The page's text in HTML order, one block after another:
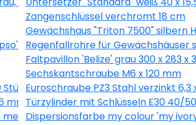
Zangenschlüssel verchromt 18 cm
Gewächshaus "Triton 7500" silbern
grün 60,2 x 73,6 cm
Regenfallrohre für Gewächshäuser
Faltpavillon 'Belize' grau 300 x 283 x
Sechskantschraube M6 x 120 mm
StückEuroschraube PZ3 Stahl verzinkt 6,3
mm 40 Stück
Türzylinder mit Schlüsseln E30 40/50
10,05 x 0,53 m
Dispersionsfarbe my colour 'my